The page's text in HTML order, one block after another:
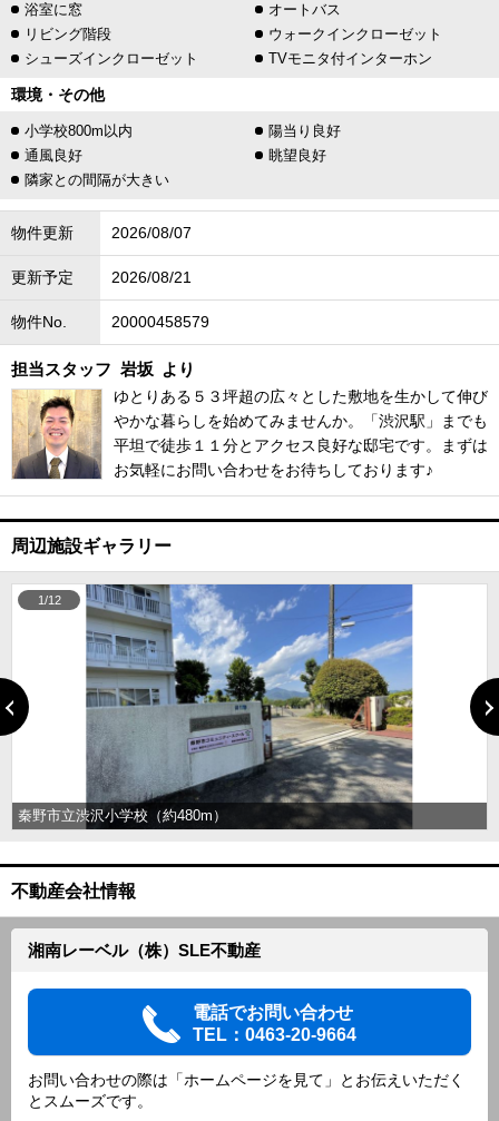
浴室に窓
オートバス
リビング階段
ウォークインクローゼット
シューズインクローゼット
TVモニタ付インターホン
環境・その他
小学校800m以内
陽当り良好
通風良好
眺望良好
隣家との間隔が大きい
物件更新 2026/08/07
更新予定 2026/08/21
物件No. 20000458579
担当スタッフ 岩坂 より
ゆとりある５３坪超の広々とした敷地を生かして伸び
やかな暮らしを始めてみませんか。「渋沢駅」までも
平坦で徒歩１１分とアクセス良好な邸宅です。まずは
お気軽にお問い合わせをお待ちしております♪
周辺施設ギャラリー
秦野市立渋沢小学校（約480m）
1/12
不動産会社情報
湘南レーベル（株）SLE不動産
電話でお問い合わせ
TEL：0463-20-9664
お問い合わせの際は「ホームページを見て」とお伝えいただく
とスムーズです。